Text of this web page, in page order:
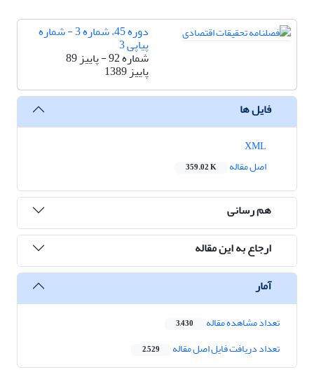
دوره 45، شماره 3 - شماره
پیاپی 3
شماره 92 - پاییز 89
پاییز 1389
فایل ها
اصل مقاله
359.02 K
هم رسانی
ارجاع به این مقاله
آمار
تعداد مشاهده مقاله 3,430
تعداد دریافت فایل اصل مقاله 2,529